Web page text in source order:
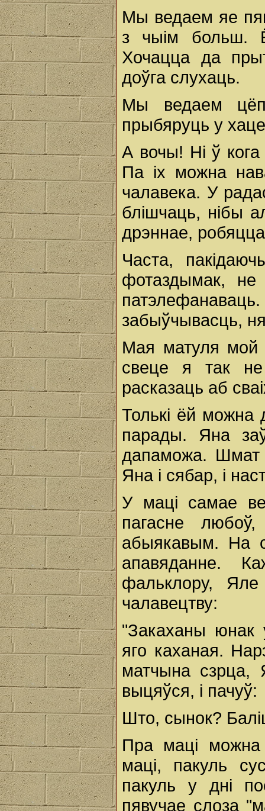
Мы ведаем яе
з чыім больш.
Хочацца да
доўга слухаць.
Мы ведаем
прыбяруць у
А вочы! Ні ў кога
Па іх можна
чалавека. У
блішчаць, нібы
дрэннае,
Часта,
фотаздымак,
забыўчывасць,
Мая матуля мой
свеце я так
расказаць аб
Толькі ёй можна
парады. Яна
дапаможа. Шмат
Яна і сябар, і
У маці самае
пагасне
абыякавым. На
апавяданне.
фальклору,
чалавецтву:
"Закаханы юнак
яго каханая.
матчына
выцяўся, і пачуў:
Што, сынок?
Пра маці можна
маці, пакуль
пакуль у дні
пявучае слоза